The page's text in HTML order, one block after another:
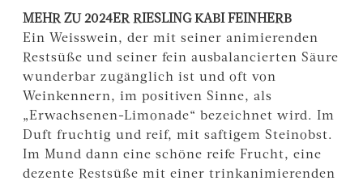
MEHR ZU 2024ER RIESLING KABI FEINHERB
Ein Weisswein, der mit seiner animierenden
Restsüße und seiner fein ausbalancierten Säure
wunderbar zugänglich ist und oft von
Weinkennern, im positiven Sinne, als
„Erwachsenen-Limonade“ bezeichnet wird. Im
Duft fruchtig und reif, mit saftigem Steinobst.
Im Mund dann eine schöne reife Frucht, eine
dezente Restsüße mit einer trinkanimierenden